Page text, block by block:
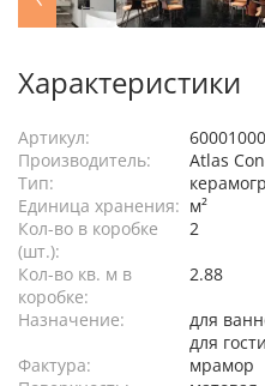
Характеристики
Артикул:
Производитель:
Atlas
Тип:
Единица хранения: м²
Кол-во в коробке
(шт.):
2
Кол-во кв. м в
коробке:
2.88
Назначение:
для
для
Фактура:
мрамор